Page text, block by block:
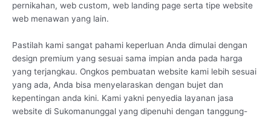
pernikahan, web custom, web landing page serta tipe website
web menawan yang lain.
Pastilah kami sangat pahami keperluan Anda dimulai dengan
design premium yang sesuai sama impian anda pada harga
yang terjangkau. Ongkos pembuatan website kami lebih sesuai
yang ada, Anda bisa menyelaraskan dengan bujet dan
kepentingan anda kini. Kami yakni penyedia layanan jasa
website di Sukomanunggal yang dipenuhi dengan tanggung-